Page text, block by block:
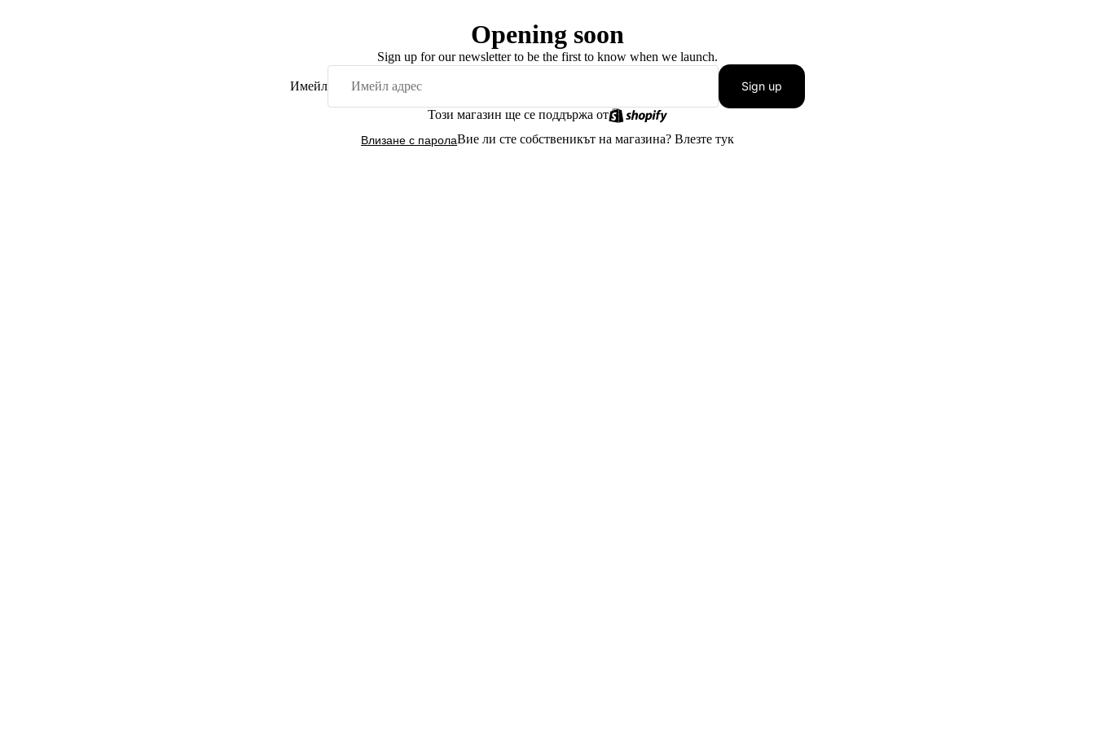
Opening soon
Sign up for our newsletter to be the first to know when we launch.
Имейл Sign up
Този магазин ще се поддържа от
Влизане с паролаВие ли сте собственикът на магазина? Влезте тук